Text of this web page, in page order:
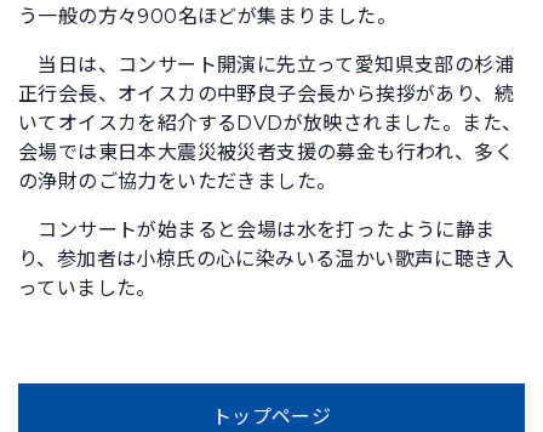
う一般の方々900名ほどが集まりました。
当日は、コンサート開演に先立って愛知県支部の杉浦
正行会長、オイスカの中野良子会長から挨拶があり、続
いてオイスカを紹介するDVDが放映されました。また、
会場では東日本大震災被災者支援の募金も行われ、多く
の浄財のご協力をいただきました。
コンサートが始まると会場は水を打ったように静ま
り、参加者は小椋氏の心に染みいる温かい歌声に聴き入
っていました。
トップページ